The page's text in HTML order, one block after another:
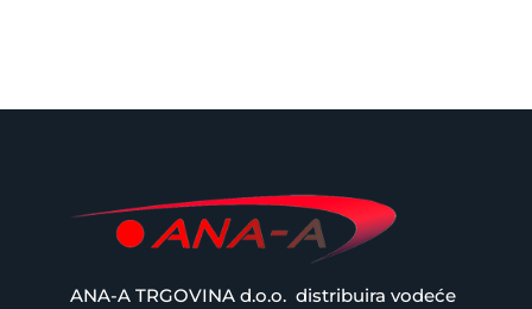
ANA-A TRGOVINA d.o.o. distribuira vodeće